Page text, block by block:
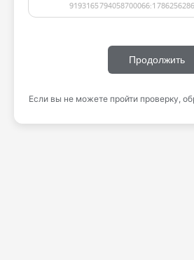
Продолжить
Если вы не можете пройти проверку,